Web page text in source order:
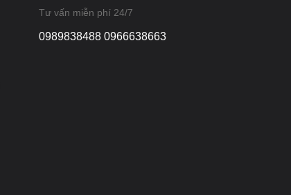
Tư vấn miễn phí 24/7
0989838488 0966638663